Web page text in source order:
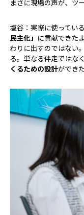
――まさに現場の声が、
塩谷：実際に使ってい
民主化」 に貢献できた
わりに出すのではない
る。単なる伴走ではなく
くるための設計ができ